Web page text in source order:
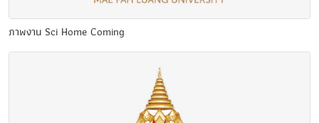
ภาพงาน Sci Home Coming